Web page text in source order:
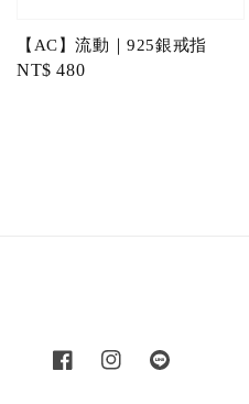
【AC】流動｜925銀戒指
Regular
NT$ 480